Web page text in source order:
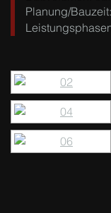
Planung/